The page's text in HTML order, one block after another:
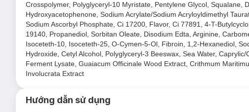
Crosspolymer, Polyglyceryl-10 Myristate, Pentylene Glycol, Squalane,
Hydroxyacetophenone, Sodium Acrylate/Sodium Acryloyldimethyl
Sodium Ascorbyl Phosphate, Ci 17200, Flavor, Ci 77891, 4-T-
19140, Propanediol, Sorbitan Oleate, Disodium Edta, Arginine,
Isoceteth-10, Isoceteth-25, O-Cymen-5-Ol, Fibroin, 1,2-Hexanediol,
Hydroxide, Cetyl Alcohol, Polyglyceryl-3 Beeswax, Sea Water,
Ferment Lysate, Guaiacum Officinale Wood Extract, Crithmum
Involucrata Extract
Hướng dẫn sử dụng